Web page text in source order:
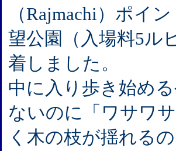
（Rajmachi）ポイ
望公園（入場料5ル
着しました。
中に入り歩き始め
ないのに「ワサワ
く木の枝が揺れる